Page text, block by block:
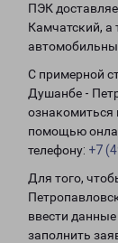
ПЭК
Камчатский, а
С примерной
Душанбе -
ознакомиться
помощью
телефону: +7
Для того,
ввести
заполнить